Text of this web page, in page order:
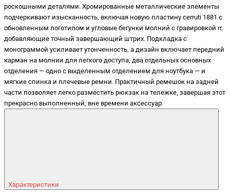
роскошными деталями. Хромированные металлические элементы
подчеркивают изысканность, включая новую пластину cerruti 1881 с
обновленным логотипом и угловые бегунки молний с гравировкой rr,
добавляющие точный завершающий штрих. Подкладка с
монограммой усиливает утонченность, а дизайн включает передний
карман на молнии для легкого доступа, два отдельных основных
отделения — одно с выделенным отделением для ноутбука — и
мягкие спинка и плечевые ремни. Практичный ремешок на задней
части позволяет легко разместить рюкзак на тележке, завершая этот
прекрасно выполненный, вне времени аксессуар.
Характеристики